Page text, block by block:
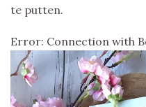
te putten.
Error: Connection with